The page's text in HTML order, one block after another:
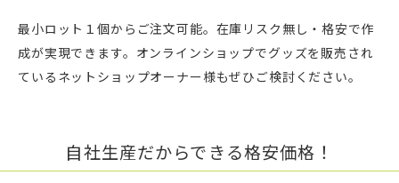
最小ロット１個からご注文可能。在庫リスク無し・格安で作
成が実現できます。オンラインショップでグッズを販売され
ているネットショップオーナー様もぜひご検討ください。
自社生産だからできる格安価格！